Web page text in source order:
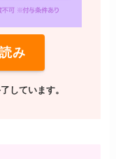
み
しています。